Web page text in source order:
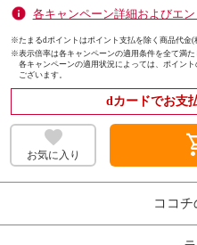
各キャンペーン詳細およびエ
※たまるdポイントはポイント支払を除く商品代金(
※表示倍率は各キャンペーンの適用条件を全て満た
各キャンペーンの適用状況によっては、ポイン
ございます。
dカードでお支
お気に入り
ココ